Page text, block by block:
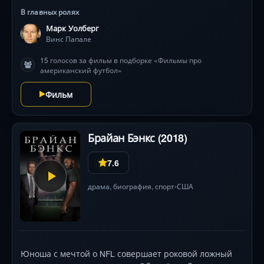
профессионалам. Марк Уолберг создает
харизматичный образ «неудачника», чья ярость и
скорость на поле завораживают стадионы, а Грег
репутацией. Это путь через насмешки, боль и
сомнения — к одному шансу изменить жизнь.
В главных ролях
Марк Уолберг
Винс Папале
15 голосов за фильм в подборке «Фильмы про
американский футбол»
Фильм
Брайан Бэнкс (2018)
7.6
драма, биография, спорт•США
Юноша с мечтой о NFL совершает роковой ложный